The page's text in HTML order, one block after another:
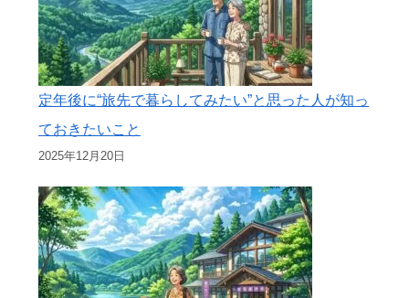
定年後に“旅先で暮らしてみたい”と思った人が知っ
ておきたいこと
2025年12月20日